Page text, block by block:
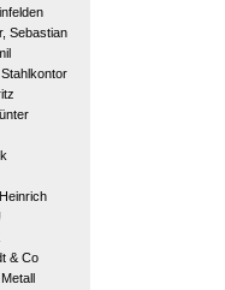
Sebastian
& Co